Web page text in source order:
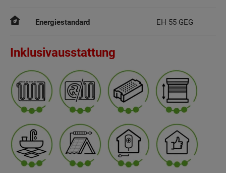
Energiestandard EH 55 GEG
Inklusivausstattung